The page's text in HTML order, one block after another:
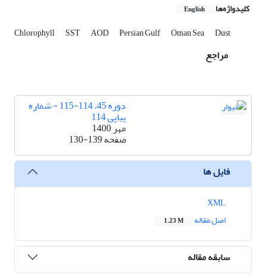
کلیدواژه‌ها English
Chlorophyll SST AOD Persian Gulf Oman Sea Dust
مراجع
دوره 45، 114-115 - شماره
پیاپی 114
مهر 1400
صفحه130-139
فایل ها
اصل مقاله
1.23 M
سابقه مقاله